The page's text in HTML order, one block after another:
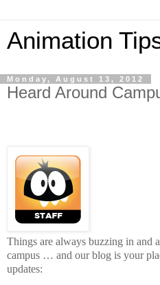
Animation
Monday, August 13, 2012
Heard Around
Things are always buzzing in and
campus … and our blog is your
updates: